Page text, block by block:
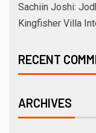
Sachiin Joshi:
Kingfisher Villa
RECENT
ARCHIVES